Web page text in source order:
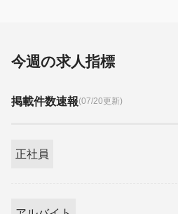
今週の求人指標
掲載件数速報(07/20更新)
正社員